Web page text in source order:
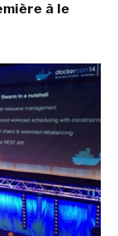
à le